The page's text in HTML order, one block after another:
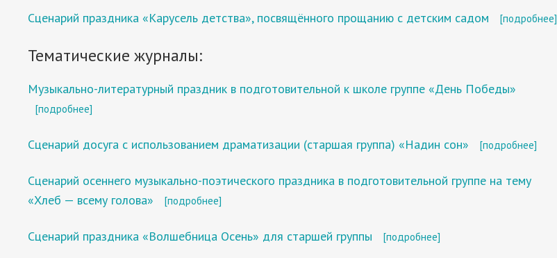
Сценарий праздника «Карусель детства», посвящённого прощанию с детским садом [подробнее]
Тематические журналы:
Музыкально-литературный праздник в подготовительной к школе группе «День Победы»
[подробнее]
Сценарий досуга с использованием драматизации (старшая группа) «Надин сон» [подробнее]
Сценарий осеннего музыкально-поэтического праздника в подготовительной группе на тему
«Хлеб — всему голова»
[подробнее]
Сценарий праздника «Волшебница Осень» для старшей группы [подробнее]